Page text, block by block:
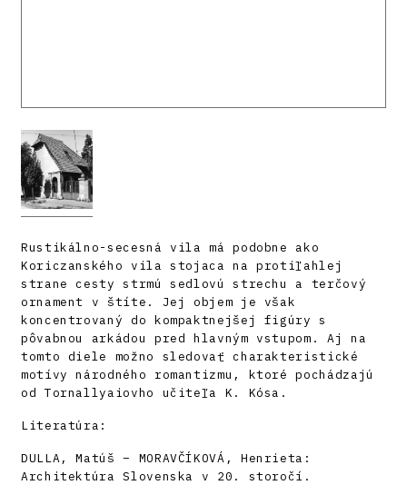
Rustikálno-secesná vila má podobne ako
Koriczanského vila stojaca na protiľahlej
strane cesty strmú sedlovú strechu a terčový
ornament v štíte. Jej objem je však
koncentrovaný do kompaktnejšej figúry s
pôvabnou arkádou pred hlavným vstupom. Aj na
tomto diele možno sledovať charakteristické
motívy národného romantizmu, ktoré pochádzajú
od Tornallyaiovho učiteľa K. Kósa.
Literatúra:
DULLA, Matúš – MORAVČÍKOVÁ, Henrieta:
Architektúra Slovenska v 20. storočí.